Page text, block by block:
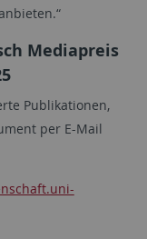
Mediapreis
Publikationen,
per E-Mail